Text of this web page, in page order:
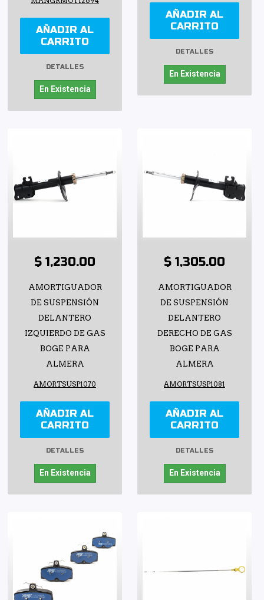
AÑADIR AL
CARRITO
DETALLES
En Existencia
AÑADIR AL
CARRITO
DETALLES
En Existencia
$ 1,230.00
AMORTIGUADOR
DE SUSPENSIÓN
DELANTERO
IZQUIERDO DE GAS
BOGE PARA
ALMERA
AMORTSUSP1070
AÑADIR AL
CARRITO
DETALLES
En Existencia
$ 1,305.00
AMORTIGUADOR
DE SUSPENSIÓN
DELANTERO
DERECHO DE GAS
BOGE PARA
ALMERA
AMORTSUSP1081
AÑADIR AL
CARRITO
DETALLES
En Existencia